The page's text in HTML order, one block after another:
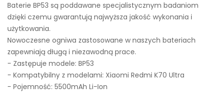
Baterie BP53 są poddawane specjalistycznym badaniom
dzięki czemu gwarantują najwyższa jakość wykonania i
użytkowania.
Nowoczesne ogniwa zastosowane w naszych bateriach
zapewniają długą i niezawodną prace.
- Zastępuje modele: BP53
- Kompatybilny z modelami: Xiaomi Redmi K70 Ultra
- Pojemność: 5500mAh Li-Ion